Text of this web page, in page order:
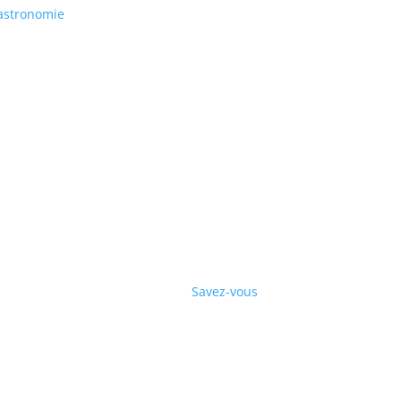
Savez-vous